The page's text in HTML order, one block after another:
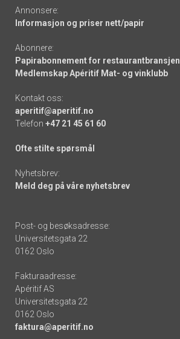
Annonsere:
Informasjon og priser nett/papir
Abonnere:
Papirabonnement for restaurantbransjen
Medlemskap Apéritif Mat- og vinklubb
Kontakt oss:
aperitif@aperitif.no
Telefon +47 21 45 61 60
Ofte stilte spørsmål
Nyhetsbrev:
Meld deg på våre nyhetsbrev
Post- og besøksadresse:
Universitetsgata 22
0162 Oslo
Fakturaadresse:
Apéritif AS
Universitetsgata 22
0162 Oslo
faktura@aperitif.no